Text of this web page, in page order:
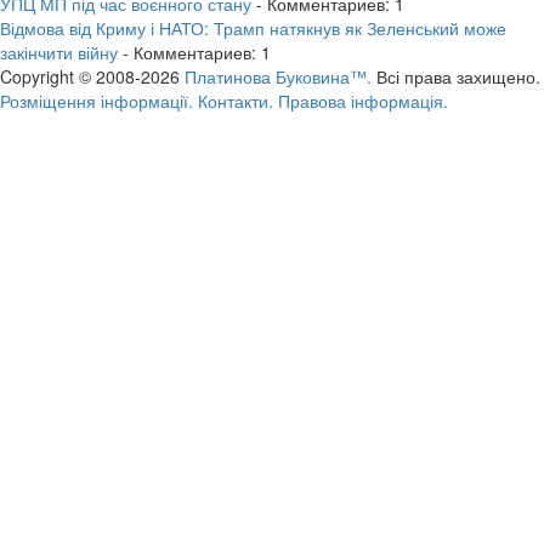
Відмова від Криму і НАТО: Трамп натякнув як Зеленський може
закінчити війну - Комментариев: 1
Copyright © 2008-2026 Платинова Буковина™. Всі права захищено.
Розміщення інформації. Контакти. Правова інформація.